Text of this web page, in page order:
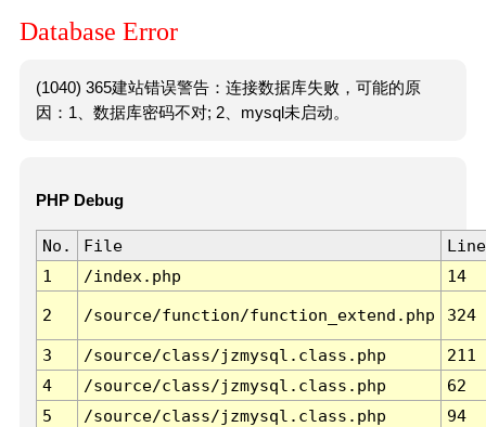
Database Error
(1040) 365建站错误警告：连接数据库失败，可能的原
因：1、数据库密码不对; 2、mysql未启动。
PHP Debug
No. File
Line
1
/index.php 14
2 /source/function/function_extend.php 324
3 /source/class/jzmysql.class.php
211
4
/source/class/jzmysql.class.php
62
5
/source/class/jzmysql.class.php
94